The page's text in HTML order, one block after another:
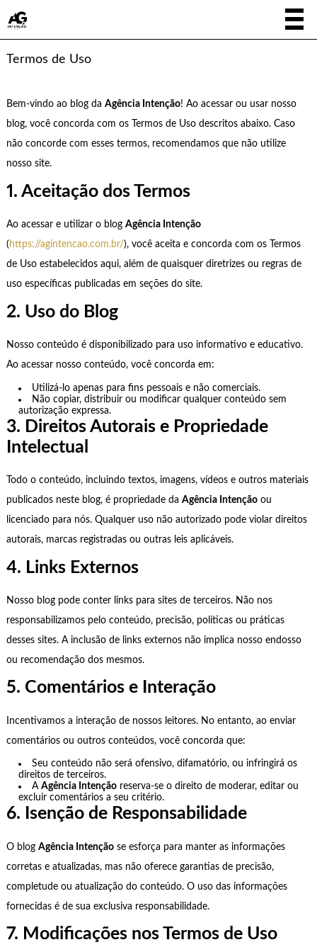
Termos de Uso
Bem-vindo ao blog da Agência Intenção! Ao acessar ou usar nosso
blog, você concorda com os Termos de Uso descritos abaixo. Caso
não concorde com esses termos, recomendamos que não utilize
nosso site.
1. Aceitação dos Termos
Ao acessar e utilizar o blog Agência Intenção
( https://agintencao.com.br/), você aceita e concorda com os Termos
de Uso estabelecidos aqui, além de quaisquer diretrizes ou regras de
uso específicas publicadas em seções do site.
2. Uso do Blog
Nosso conteúdo é disponibilizado para uso informativo e educativo.
Ao acessar nosso conteúdo, você concorda em:
Utilizá-lo apenas para fins pessoais e não comerciais.
Não copiar, distribuir ou modificar qualquer conteúdo sem
autorização expressa.
3. Direitos Autorais e Propriedade
Intelectual
Todo o conteúdo, incluindo textos, imagens, vídeos e outros materiais
publicados neste blog, é propriedade da Agência Intençãoou
licenciado para nós. Qualquer uso não autorizado pode violar direitos
autorais, marcas registradas ou outras leis aplicáveis.
4. Links Externos
Nosso blog pode conter links para sites de terceiros. Não nos
responsabilizamos pelo conteúdo, precisão, políticas ou práticas
desses sites. A inclusão de links externos não implica nosso endosso
ou recomendação dos mesmos.
5. Comentários e Interação
Incentivamos a interação de nossos leitores. No entanto, ao enviar
comentários ou outros conteúdos, você concorda que:
Seu conteúdo não será ofensivo, difamatório, ou infringirá os
direitos de terceiros.
AAgência Intenção reserva-se o direito de moderar, editar ou
excluir comentários a seu critério.
6. Isenção de Responsabilidade
O blog Agência Intençãose esforça para manter as informações
corretas e atualizadas, mas não oferece garantias de precisão,
completude ou atualização do conteúdo. O uso das informações
fornecidas é de sua exclusiva responsabilidade.
7. Modificações nos Termos de Uso